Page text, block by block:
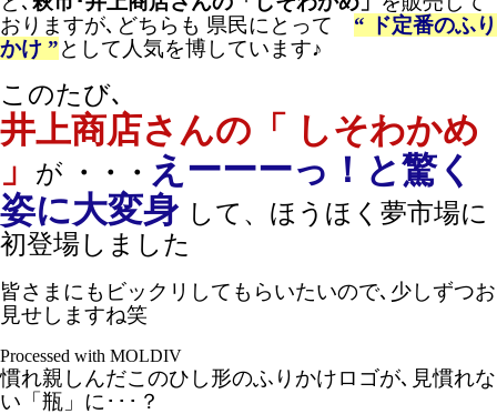
おりますが､どちらも 県民にとって “ ド定番のふり
かけ ”として人気を博しています♪
このたび､
井上商店さんの「 しそわかめ
」
が ・・・ えーーーっ！と驚く
姿に大変身 して、ほうほく夢市場に
初登場しました
皆さまにもビックリしてもらいたいので､少しずつお
見せしますね笑
Processed with MOLDIV
慣れ親しんだこのひし形のふりかけロゴが､見慣れな
い「瓶」に･･･？